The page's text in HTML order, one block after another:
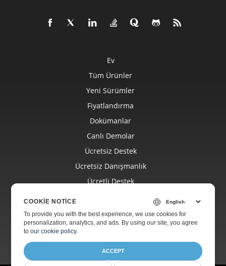
Ev
Tüm Ürünler
Yeni Sürümler
Fiyatlandırma
Dokümanlar
Canlı Demolar
Ücretsiz Destek
Ücretsiz Danışmanlık
Ücretli Destek
Blog
Hakkında
COOKIE NOTICE
To provide you with the best experience, we use cookies for
personalization, analytics, and ads. By using our site, you agree
toour cookie policy.
ACCEPT